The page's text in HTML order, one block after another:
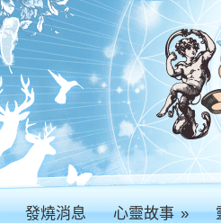
發燒消息 心靈故事»